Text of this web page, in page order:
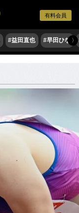
有料会員
#益田直也 #早田ひな 〉